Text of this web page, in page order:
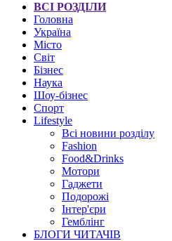
ВСІ РОЗДІЛИ
Головна
Україна
Місто
Світ
Бізнес
Наука
Шоу-бізнес
Спорт
Lifestyle
Всі новини розділу
Fashion
Food&Drinks
Мотори
Гаджети
Подорожі
Інтер'єри
Гемблінг
БЛОГИ ЧИТАЧІВ